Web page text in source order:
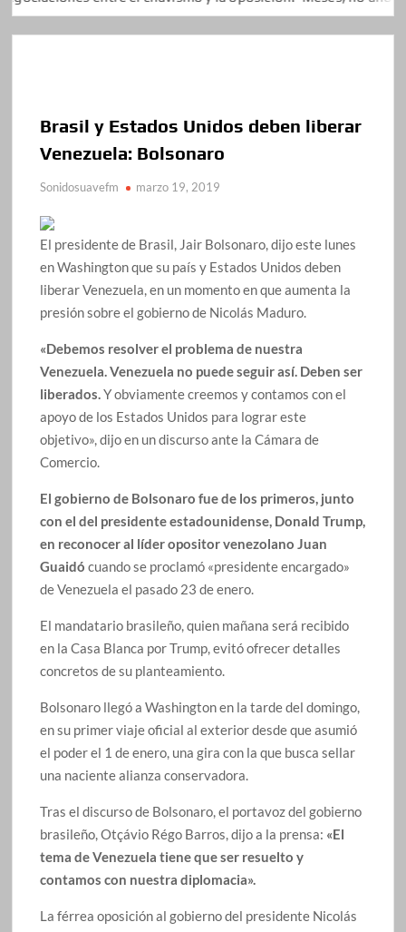
Brasil y Estados Unidos deben liberar
Venezuela: Bolsonaro
Sonidosuavefm marzo 19, 2019
El presidente de Brasil, Jair Bolsonaro, dijo este lunes
en Washington que su país y Estados Unidos deben
liberar Venezuela, en un momento en que aumenta la
presión sobre el gobierno de Nicolás Maduro.
«Debemos resolver el problema de nuestra
Venezuela. Venezuela no puede seguir así. Deben ser
liberados.Y obviamente creemos y contamos con el
apoyo de los Estados Unidos para lograr este
objetivo», dijo en un discurso ante la Cámara de
Comercio.
El gobierno de Bolsonaro fue de los primeros, junto
con el del presidente estadounidense, Donald Trump,
en reconocer al líder opositor venezolano Juan
Guaidó cuando se proclamó «presidente encargado»
de Venezuela el pasado 23 de enero.
El mandatario brasileño, quien mañana será recibido
en la Casa Blanca por Trump, evitó ofrecer detalles
concretos de su planteamiento.
Bolsonaro llegó a Washington en la tarde del domingo,
en su primer viaje oficial al exterior desde que asumió
el poder el 1 de enero, una gira con la que busca sellar
una naciente alianza conservadora.
Tras el discurso de Bolsonaro, el portavoz del gobierno
brasileño, Otçávio Régo Barros, dijo a la prensa: «El
tema de Venezuela tiene que ser resuelto y
contamos con nuestra diplomacia».
La férrea oposición al gobierno del presidente Nicolás